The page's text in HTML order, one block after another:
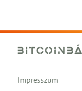
Impresszum